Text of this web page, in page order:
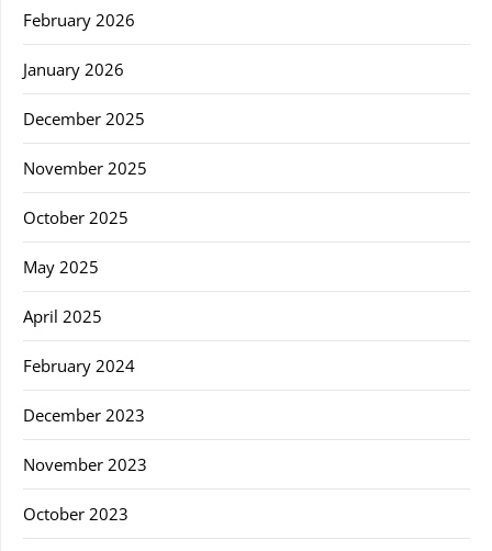
February 2026
January 2026
December 2025
November 2025
October 2025
May 2025
April 2025
February 2024
December 2023
November 2023
October 2023